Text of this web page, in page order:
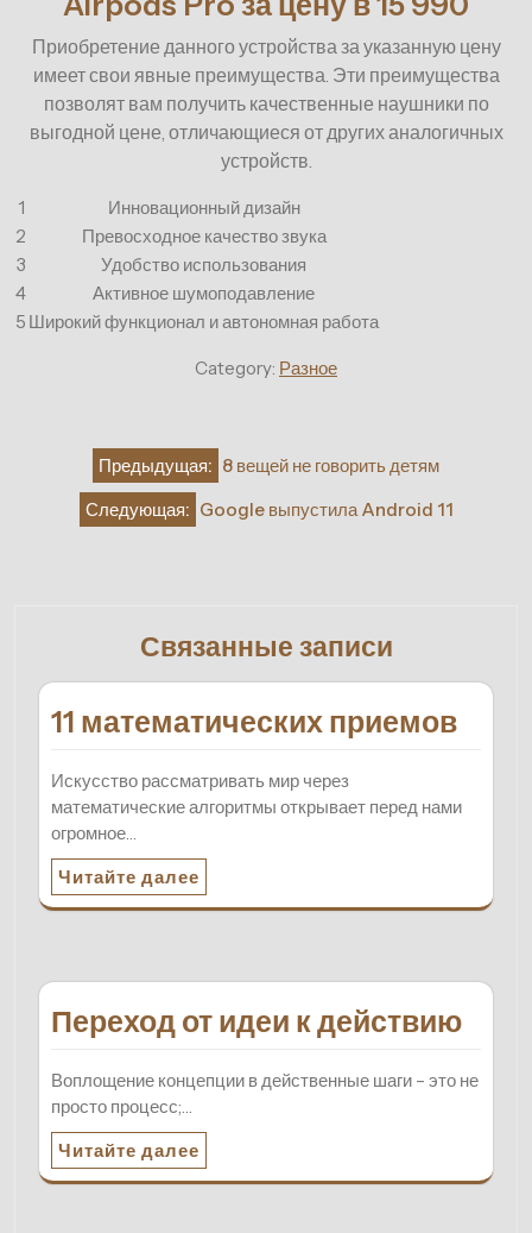
Приобретение данного устройства за указанную цену
имеет свои явные преимущества. Эти преимущества
позволят вам получить качественные наушники по
выгодной цене, отличающиеся от других аналогичных
устройств.
1
Инновационный дизайн
2
Превосходное качество звука
3
Удобство использования
4
Активное шумоподавление
5 Широкий функционал и автономная работа
Category: Разное
Навигация
записям
Предыдущая: 8 вещей не говорить детям
Следующая: Google выпустила Android 11
Связанные записи
11 математических приемов
Искусство рассматривать мир через
математические алгоритмы открывает перед нами
огромное…
Читайте далее
Переход от идеи к действию
Воплощение концепции в действенные шаги – это не
просто процесс;…
Читайте далее